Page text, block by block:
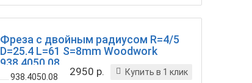
Фреза с двойным радиусом R=4/5
D=25.4 L=61 S=8mm Woodwork
938.4050.08
938.4050.08
2950 р. Купить в 1 клик